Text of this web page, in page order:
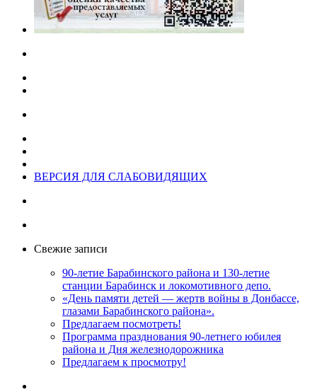
ВЕРСИЯ ДЛЯ СЛАБОВИДЯЩИХ
Свежие записи
90-летие Барабинского района и 130-летие
станции Барабинск и локомотивного депо.
«День памяти детей — жертв войны в Донбассе,
глазами Барабинского района».
Предлагаем посмотреть!
Программа празднования 90-летнего юбилея
района и Дня железнодорожника
Предлагаем к просмотру!